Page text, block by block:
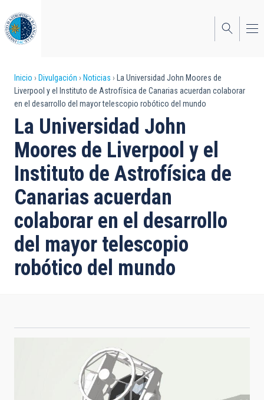
al
contenido
principal
Sobrescribir
enlaces
de
ayuda
a
la
navegación
Inicio Divulgación Noticias
La Universidad John Moores de
Liverpool y el Instituto de Astrofísica de Canarias acuerdan colaborar
en el desarrollo del mayor telescopio robótico del mundo
La Universidad John
Moores de Liverpool y el
Instituto de Astrofísica de
Canarias acuerdan
colaborar en el desarrollo
del mayor telescopio
robótico del mundo